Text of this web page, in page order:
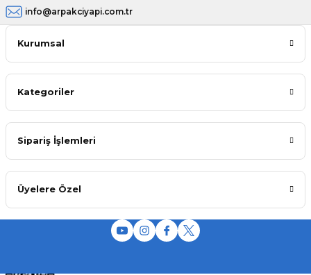
info@arpakciyapi.com.tr
Kurumsal
Kategoriler
Sipariş İşlemleri
Üyelere Özel